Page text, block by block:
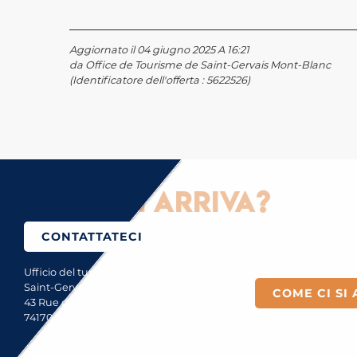
Aggiornato il 04 giugno 2025 A 16:21
da Office de Tourisme de Saint-Gervais Mont-Blanc
(Identificatore dell'offerta :5622526)
ci si arriva?
CONTATTATECI
Ufficio del turismo di
Saint-Gervais Mont-Blanc
43 Rue du Mont-Blanc
74170 Saint-Gervais
COME CI SI